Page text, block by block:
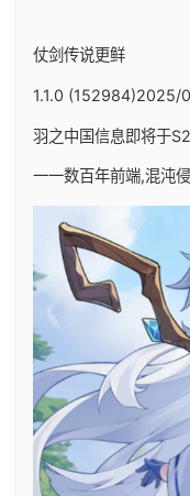
仗剑传说更鲜
1.1.0 (152984)2025/
羽之中国信息即将于
一一数百年前端,混沌